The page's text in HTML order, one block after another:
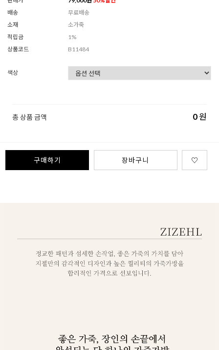
배송
무료배송
소재
소가죽
적립금
1%
상품코드
B11484
색상
총 상품 금액 0원
구매하기 장바구니 ♡